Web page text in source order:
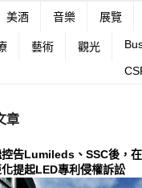
美酒 音樂 展覽
藝術 觀光
章
告Lumileds、SSC後，
提起LED專利侵權訴訟